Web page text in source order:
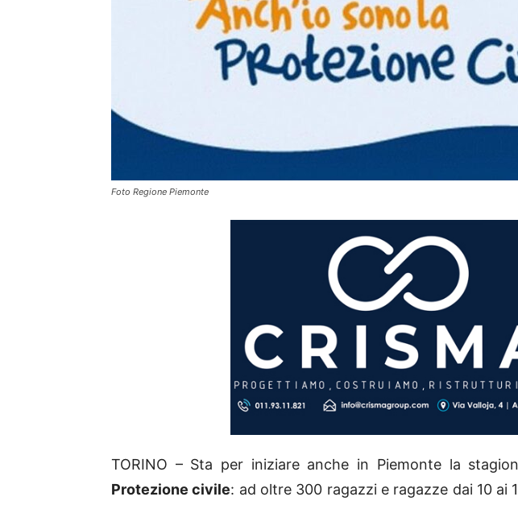
Foto Regione Piemonte
TORINO – Sta per iniziare anche in Piemonte la
Protezione civile: ad oltre 300 ragazzi e ragazze dai 10 ai